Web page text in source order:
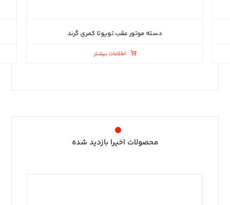
دسته موتور عقب تویوتا کمری گرند
اطلاعات بیشتر
محصولات اخیرا بازدید شده